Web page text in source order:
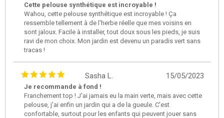
Cette pelouse synthétique est incroyable !
Wahou, cette pelouse synthétique est incroyable ! Ça
ressemble tellement à de l'herbe réelle que mes voisins en
sont jaloux. Facile à installer, tout doux sous les pieds, je suis
ravi de mon choix. Mon jardin est devenu un paradis vert sans
tracas !
15/05/2023
Sasha L.
Je recommande à fond !
Franchement top ! J'ai jamais eu la main verte, mais avec cette
pelouse, j'ai enfin un jardin qui a de la gueule. C'est
confortable, surtout pour les enfants qui peuvent jouer sans